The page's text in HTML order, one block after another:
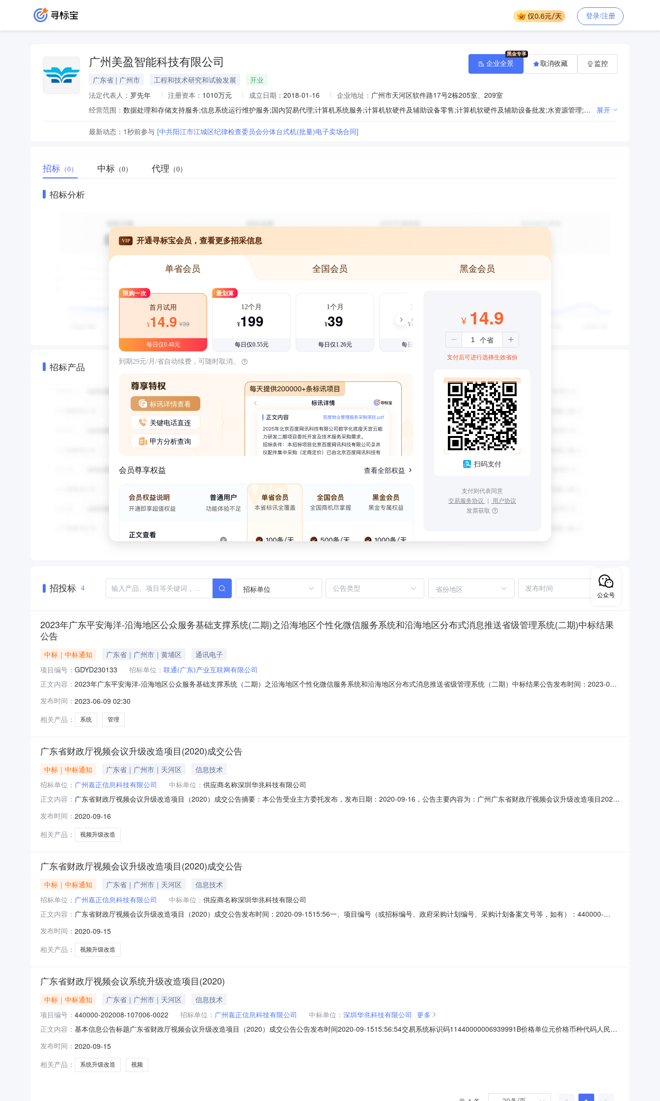
登录/注册
广州美盈智能科技有限公司
广东省 | 广州市 工程和技术研究和试验发展
开业
法定代表人： 罗先年 注册资本： 1010万元 成立日期： 2018-01-16 企业地址： 广州市天河区软件路17号2栋205室、209室
经营范围：
数据处理和存储支持服务;信息系统运行维护服务;国内贸易代理;计算机系统服务;计算机软硬件及辅助设备零售;计算机软硬件及辅助设备批发;水资源管理;电子元器件零售;信息系统集成服务;环境监测专用仪器仪表制造;生态资源监测;互联网安全服务;工程技术服务（规划管理、勘察、设计、监理除外）;实验分析仪器制造;环境保护监测;软件外包服务;区块链技术相关软件和服务;信息技术咨询服务;物联网技术研发;物联网技术服务;环境卫生公共设施安装服务;软件销售;环境保护专用设备制造;合成材料制造（不含危险化学品）;土壤环境污染防治服务;大气环境污染防治服务;水环境污染防治服务;人工智能理论与算法软件开发;网络与信息安全软件开发;智能水务系统开发;人工智能应用软件开发;人工智能基础软件开发;软件开发;工程和技术研究和试验发展;自然科学研究和试验发展;网络技术服务;新材料技术推广服务;环保咨询服务;技术服务、技术开发、技术咨询、技术交流、技术转让、技术推广;互联网销售（除销售需要许可的商品）;安全技术防范系统设计施工服务;仪器仪表销售;第二类增值电信业务;第一类增值电信业务; 展开
最新动态： 1秒前参与 [中共阳江市江城区纪律检查委员会分体台式机(批量)电子卖场合同]
企业全景 取消收藏 监控
招标 （0） 中标 （0） 代理 （0）
招标分析
招标产品
VIP 开通寻标宝会员，查看更多招采信息
单省会员 全国会员 黑金会员
限购一次
首月试用
¥14.9 ¥39
每日仅0.48元
最划算
12个月
¥199
每日仅0.55元
1个月
¥39
每日仅1.26元
3个月
¥99
每日仅1.08元
到期29元/月/省自动续费，可随时取消。
标讯详情查看
关键电话直连
甲方分析查询
会员尊享权益 查看全部权益
¥ 14.9
支付后可进行选择生效省份
扫码支付
支付则代表同意
交易服务协议 ｜ 用户协议
发票获取
招投标 4 招标单位 省份地区
2023年广东平安海洋-沿海地区公众服务基础支撑系统(二期)之沿海地区个性化微信服务系统和沿海地区分布式消息推送省级管理系统(二期)中标结果
公告
中标｜中标通知 广东省｜广州市｜黄埔区
通讯电子
项目编号： GDYD230133 招标单位： 联通(广东)产业互联网有限公司
正文内容： 2023年广东平安海洋-沿海地区公众服务基础支撑系统（二期）之沿海地区个性化微信服务系统和沿海地区分布式消息推送省级管理系统（二期）中标结果公告发布时间：2023-06-
务/专业技术服务/气象服务采购单位广东省气象局行政区域广东省公告时间2023年06月08日10:03评审专家名单评审委员会总人数：5随机抽取专家名单：何彤（组长）、彭康华、孙
新萍、卓毓荣
发布时间： 2023-06-09 02:30
相关产品：
系统 管理
广东省财政厅视频会议升级改造项目(2020)成交公告
中标｜中标通知 广东省｜广州市｜天河区
信息技术
招标单位： 广州嘉正信息科技有限公司 中标单位： 供应商名称深圳华兆科技有限公司
正文内容： 广东省财政厅视频会议升级改造项目（2020）成交公告摘要：本公告受业主方委托发布，发布日期：2020-09-16，公告主要内容为：广州广东省财政厅视频会议升级改造项目2020
107006-0022二、项目名称：广东省财政厅视频会议系统升级改造项目（2020）三、中标（成交）信息1：供应商名称深圳华兆科技有限公司；供应商地址新安街道大浪社区新安三
路
发布时间： 2020-09-16
相关产品：
视频升级改造
广东省财政厅视频会议升级改造项目(2020)成交公告
中标｜中标通知 广东省｜广州市｜天河区
信息技术
招标单位： 广州嘉正信息科技有限公司 中标单位： 供应商名称深圳华兆科技有限公司
正文内容： 广东省财政厅视频会议升级改造项目（2020）成交公告发布时间：2020-09-1515:56一、项目编号（或招标编号、政府采购计划编号、采购计划备案文号等，如有）：440000-
区新安三路118号顺恒利大厦2层201；中标（成交）金额2800000；备注无。四、主要标的信息货物类序号标的名称品牌（如有）规格型号数量单价1视讯会议功能模块（含
发布时间： 2020-09-15
相关产品：
视频升级改造
广东省财政厅视频会议系统升级改造项目(2020)
中标｜中标通知 广东省｜广州市｜天河区
信息技术
项目编号： 440000-202008-107006-0022 招标单位： 广州嘉正信息科技有限公司 中标单位： 深圳华兆科技有限公司 更多
正文内容： 基本信息公告标题广东省财政厅视频会议升级改造项目（2020）成交公告公告发布时间2020-09-1515:56:54交易系统标识码11440000006939991B价格单位元价格币种代码人民币
（2020）中标（成交）供应商代码91440300552124562M中标（成交）供应商名称深圳华兆科技有限公司中标（
发布时间： 2020-09-15
相关产品：
系统升级改造 视频
公众号